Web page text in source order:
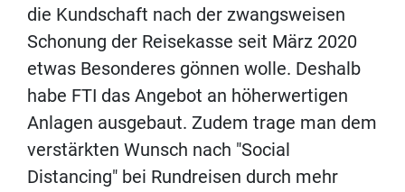
die Kundschaft nach der zwangsweisen
Schonung der Reisekasse seit März 2020
etwas Besonderes gönnen wolle. Deshalb
habe FTI das Angebot an höherwertigen
Anlagen ausgebaut. Zudem trage man dem
verstärkten Wunsch nach "Social
Distancing" bei Rundreisen durch mehr